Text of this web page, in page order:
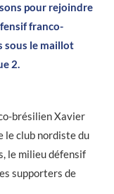
pour rejoindre
franco-
sous le maillot
2.
brésilien Xavier
le club nordiste du
le milieu défensif
supporters de